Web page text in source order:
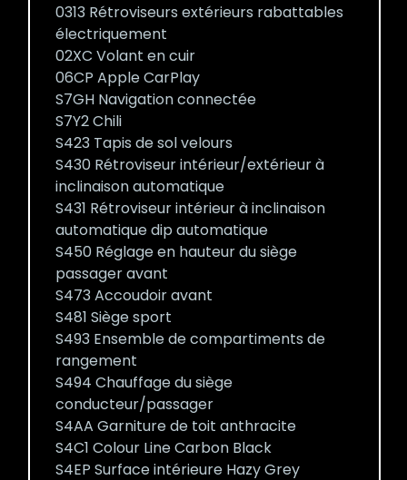
0313 Rétroviseurs extérieurs rabattables
électriquement
02XC Volant en cuir
06CP Apple CarPlay
S7GH Navigation connectée
S7Y2 Chili
S423 Tapis de sol velours
S430 Rétroviseur intérieur/extérieur à
inclinaison automatique
S431 Rétroviseur intérieur à inclinaison
automatique dip automatique
S450 Réglage en hauteur du siège
passager avant
S473 Accoudoir avant
S481 Siège sport
S493 Ensemble de compartiments de
rangement
S494 Chauffage du siège
conducteur/passager
S4AA Garniture de toit anthracite
S4C1 Colour Line Carbon Black
S4EP Surface intérieure Hazy Grey